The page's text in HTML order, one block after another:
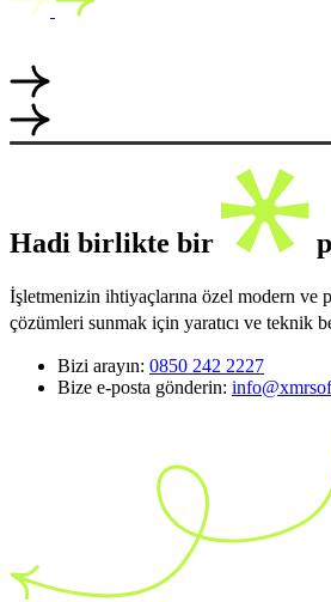
Hadi birlikte bir
İşletmenizin ihtiyaçlarına özel modern ve
çözümleri sunmak için yaratıcı ve teknik
Bizi arayın: 0850 242 2227
Bize e-posta gönderin: